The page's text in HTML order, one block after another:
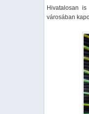
Hivatalosan
városában